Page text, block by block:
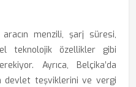
menzili, şarj süresi,
teknolojik özellikler gibi
Ayrıca, Belçika’da
devlet teşviklerini ve vergi